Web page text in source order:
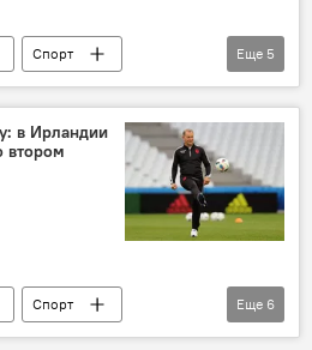
Спорт
матч
Еще 5
в Ирландии
втором
Спорт
Еще 6